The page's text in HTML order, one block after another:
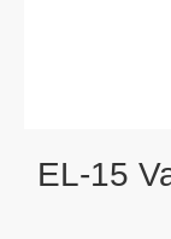
EL-15